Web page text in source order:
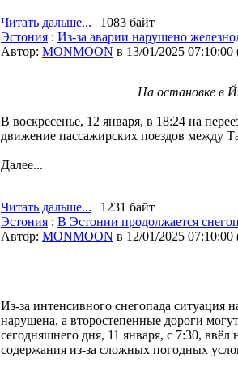
Читать дальше... | 1083 байт
Эстония : Из-за аварии нарушено
Автор: MONMOON в 13/01/2025 07:10:00
На остановке в
В воскресенье, 12 января, в 18:24 на
движение пассажирских поездов между
Далее...
Читать дальше... | 1231 байт
Эстония : В Эстонии продолжается
Автор: MONMOON в 12/01/2025 07:10:00
Из-за интенсивного снегопада ситуация
нарушена, а второстепенные дороги
сегодняшнего дня, 11 января, с 7:30,
содержания из-за сложных погодных